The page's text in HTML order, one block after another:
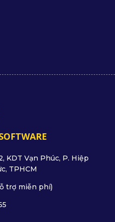
KDT Vạn Phúc, P. Hiệp
TPHCM
trợ miễn phí)